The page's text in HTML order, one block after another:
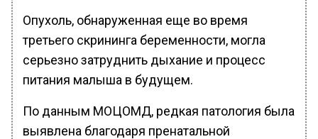
Опухоль, обнаруженная еще во время
третьего скрининга беременности, могла
серьезно затруднить дыхание и процесс
питания малыша в будущем.
По данным МОЦОМД, редкая патология была
выявлена благодаря пренатальной